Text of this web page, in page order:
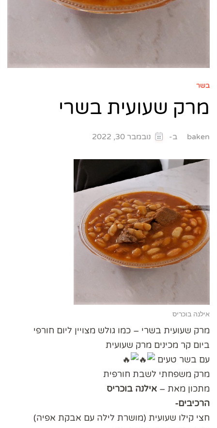
בשר
מרק שעועית בשרי
baken ב- נובמבר 30, 2022
אילנה בוכריס
מרק שעועית בשרי – כמו גולש מצויין ליום חורפי
ביום קר מכינים מרק שעועית
עם בשר טעים
מרק משפחתי לשבת חורפית
מתכון מאת – אילנה בוכריס
הרכיבים-
חצי קילו שעועית (מושרת לילה עם אבקת אפיה)